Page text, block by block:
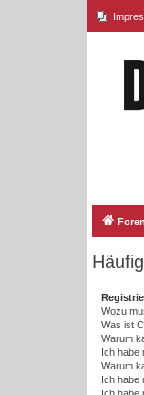
Wozu
Was ist
Warum
Ich habe
Warum
Ich habe